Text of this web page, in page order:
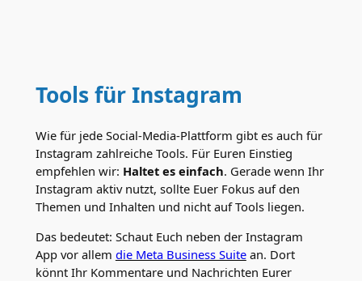
Tools für Instagram
Wie für jede Social-Media-Plattform gibt es auch für
Instagram zahlreiche Tools. Für Euren Einstieg
empfehlen wir: Haltet es einfach. Gerade wenn Ihr
Instagram aktiv nutzt, sollte Euer Fokus auf den
Themen und Inhalten und nicht auf Tools liegen.
Das bedeutet: Schaut Euch neben der Instagram
App vor allem die Meta Business Suitean. Dort
könnt Ihr Kommentare und Nachrichten Eurer